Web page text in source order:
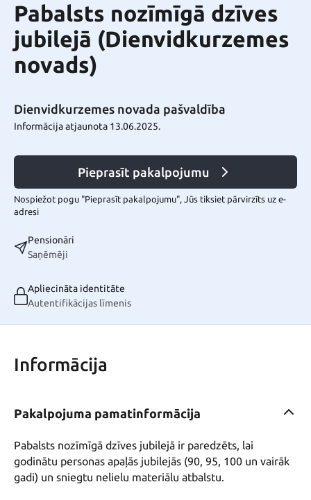
Pabalsts nozīmīgā dzīves
jubilejā (Dienvidkurzemes
novads)
Dienvidkurzemes novada pašvaldība
Informācija atjaunota 13.06.2025.
Pieprasīt pakalpojumu
Nospiežot pogu "Pieprasīt pakalpojumu", Jūs tiksiet pārvirzīts uz e-
adresi
Pensionāri
Saņēmēji
Apliecināta identitāte
Autentifikācijas līmenis
Informācija
Pakalpojuma pamatinformācija
Pabalsts nozīmīgā dzīves jubilejā ir paredzēts, lai
godinātu personas apaļās jubilejās (90, 95, 100 un vairāk
gadi) un sniegtu nelielu materiālu atbalstu.